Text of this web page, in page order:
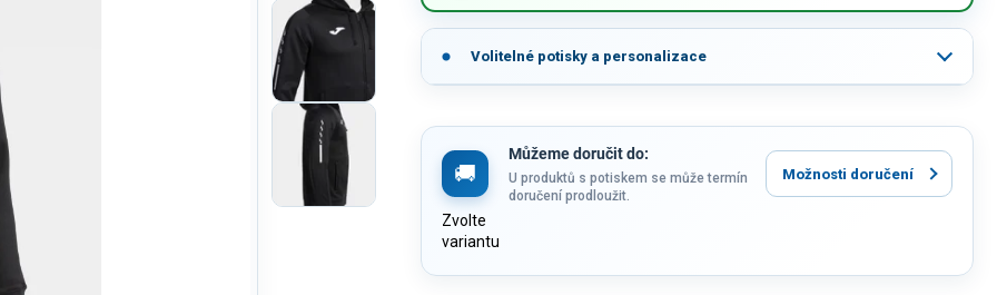
Volitelné potisky a personalizace
Můžeme doručit do:
Zvolte
variantu
U produktů s potiskem se může termín
doručení prodloužit.
Možnosti doručení